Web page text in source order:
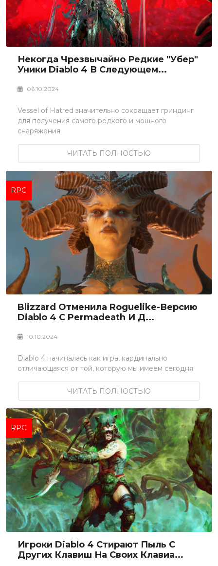
Некогда Чрезвычайно Редкие "убер"
Уники Diablo 4 В Следующем...
06.10.2024
Vessel of Hatred значительно сокращает гриндинг
для получения самого редкого и мощного
снаряжения.
ЧИТАТЬ ПОЛНОСТЬЮ
RPG
Blizzard Отменила Roguelike-Версию
Diablo 4 С Permadeath И Д...
10.10.2024
Diablo 4 начиналась как игра, кардинально
отличающаяся от той, которую мы имеем сегодня.
ЧИТАТЬ ПОЛНОСТЬЮ
RPG
Игроки Diablo 4 Стирают Пыль С
Других Клавиш На Своих Клавиа...